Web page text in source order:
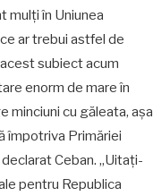
mulți în Uniunea
ar trebui astfel de
subiect acum
enorm de mare în
minciuni cu găleata, așa
împotriva Primăriei
Ceban. „Uitați-
pentru Republica